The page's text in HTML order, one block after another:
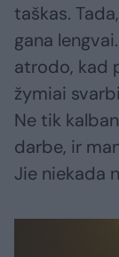
taškas.
gana
atrodo, kad
žymiai
Ne tik
darbe, ir
Jie niekada